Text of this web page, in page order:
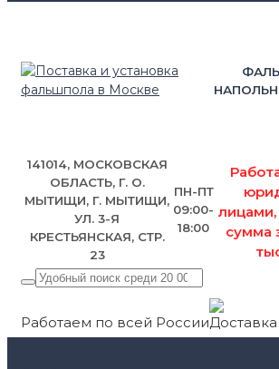
141014, МОСКОВСКАЯ
ОБЛАСТЬ, Г. О.
МЫТИЩИ, Г. МЫТИЩИ,
УЛ. 3-Я
КРЕСТЬЯНСКАЯ, СТР.
23
ПН-ПТ
09:00-
18:00
сумма
Работаем по всей России